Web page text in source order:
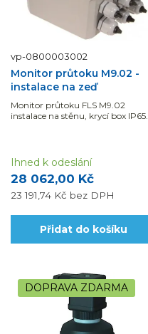
vp-0800003002
Monitor průtoku M9.02 -
instalace na zeď
Monitor průtoku FLS M9.02
instalace na stěnu, krycí box IP65.
28 062,00 Kč
23 191,74 Kč bez DPH
Ihned k odeslání
Přidat do košíku
DOPRAVA ZDARMA